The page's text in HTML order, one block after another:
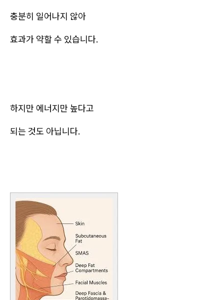
충분히 일어나지 않아
효과가 약할 수 있습니다.
하지만 에너지만 높다고
되는 것도 아닙니다.